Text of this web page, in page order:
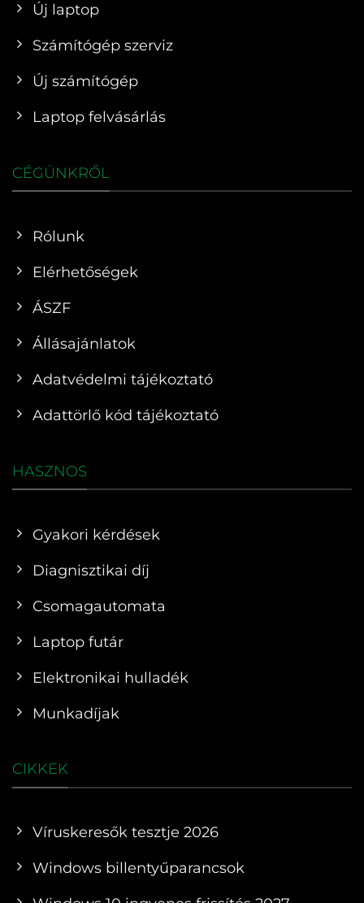
Új laptop
Számítógép szerviz
Új számítógép
Laptop felvásárlás
CÉGÜNKRŐL
Rólunk
Elérhetőségek
ÁSZF
Állásajánlatok
Adatvédelmi tájékoztató
Adattörlő kód tájékoztató
HASZNOS
Gyakori kérdések
Diagnisztikai díj
Csomagautomata
Laptop futár
Elektronikai hulladék
Munkadíjak
CIKKEK
Víruskeresők tesztje 2026
Windows billentyűparancsok